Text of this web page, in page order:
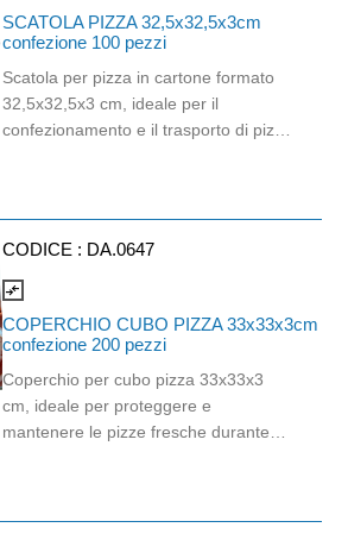
Coperchio venduto separatamente.
Confezione 200 pezzi.
SCATOLA PIZZA 32,5x32,5x3cm
confezione 100 pezzi
Scatola per pizza in cartone formato
32,5x32,5x3 cm, ideale per il
confezionamento e il trasporto di pizze
prodotto durante il trasporto,
mantenendone fragranza e qualità. La
struttura solida assicura stabilità,
mentre le aperture favoriscono la
fuoriuscita del vapore, evitando
l’effetto condensa. Facile da montare,
è una soluzione pratica e
professionale per pizzerie, asporto e
CODICE : DA.0647
compare_arrows
COPERCHIO CUBO PIZZA 33x33x3cm
confezione 200 pezzi
Coperchio per cubo pizza 33x33x3
cm, ideale per proteggere e
mantenere le pizze fresche durante